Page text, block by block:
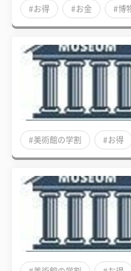
#お得 #お金 #博
#美術館の学割 #お得